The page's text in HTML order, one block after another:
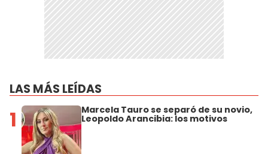
LAS MÁS LEÍDAS
1 Marcela Tauro se separó de su novio,
Leopoldo Arancibia: los motivos